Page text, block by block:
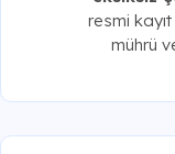
resmi
mührü